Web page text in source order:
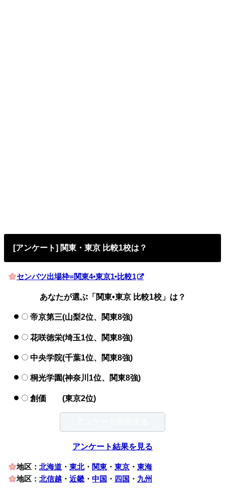
[アンケート] 関東・東京 比較1校は？
センバツ出場枠=関東4•東京1•比較1
あなたが選ぶ「関東•東京 比較1校」は？
帝京第三(山梨2位、関東8強)
花咲徳栄(埼玉1位、関東8強)
中央学院(千葉1位、関東8強)
桐光学園(神奈川1位、関東8強)
創価 (東京2位)
アンケート結果を見る
地区：北海道 ・東北・ 関東 ・東京 ・東海
地区：北信越 ・近畿 ・中国 ・ 四国 ・ 九州